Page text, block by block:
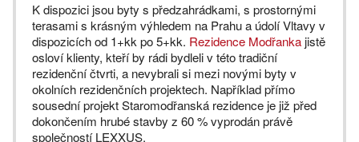
K dispozici jsou byty s předzahrádkami, s prostornými
terasami s krásným výhledem na Prahu a údolí Vltavy v
dispozicích od 1+kk po 5+kk. Rezidence Modřanka jistě
osloví klienty, kteří by rádi bydleli v této tradiční
rezidenční čtvrti, a nevybrali si mezi novými byty v
okolních rezidenčních projektech. Například přímo
sousední projekt Staromodřanská rezidence je již před
dokončením hrubé stavby z 60 % vyprodán právě
společností LEXXUS.